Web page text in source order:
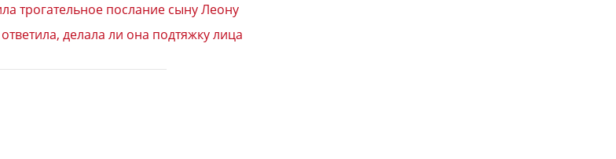
трогательное послание сыну Леону
делала ли она подтяжку лица